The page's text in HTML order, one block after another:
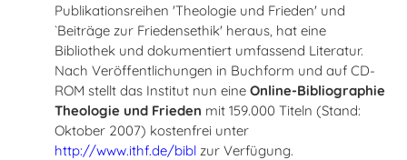
Publikationsreihen 'Theologie und Frieden' und
`Beiträge zur Friedensethik' heraus, hat eine
Bibliothek und dokumentiert umfassend Literatur.
Nach Veröffentlichungen in Buchform und auf CD-
ROM stellt das Institut nun eine Online-Bibliographie
Theologie und Frieden mit 159.000 Titeln (Stand:
Oktober 2007) kostenfrei unter
http://www.ithf.de/bibl zur Verfügung.